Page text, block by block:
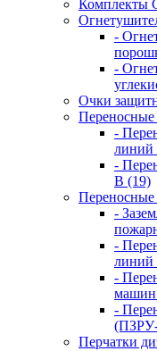
Комплекты
-
-
Очки
Переносные
-
-
В (19)
Переносные
-
-
-
-
Перчатки